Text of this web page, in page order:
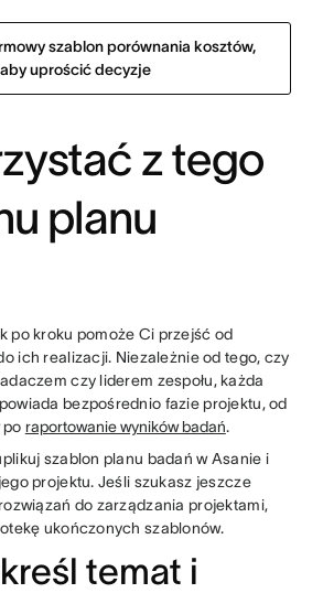
szablon porównania kosztów,
aby uprościć decyzje
z tego
planu
po kroku pomoże Ci przejść od
ich realizacji. Niezależnie od tego, czy
czy liderem zespołu, każda
bezpośrednio fazie projektu, od
po raportowanie wyników badań.
szablon planu badań w Asanie i
projektu. Jeśli szukasz jeszcze
do zarządzania projektami,
ukończonych szablonów.
temat i